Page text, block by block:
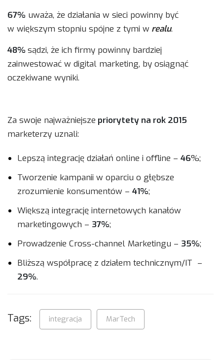
67% uważa, że działania w sieci powinny być
w większym stopniu spójne z tymi w realu.
48% sądzi, że ich firmy powinny bardziej
zainwestować w digital marketing, by osiągnąć
oczekiwane wyniki.
Za swoje najważniejsze priorytety na rok 2015
marketerzy uznali:
Lepszą integrację działań online i offline – 46%;
Tworzenie kampanii w oparciu o głębsze
zrozumienie konsumentów – 41%;
Większą integrację internetowych kanałów
marketingowych – 37%;
Prowadzenie Cross-channel Marketingu – 35%;
Bliższą współpracę z działem technicznym/IT –
29%.
Tags: integracja MarTech